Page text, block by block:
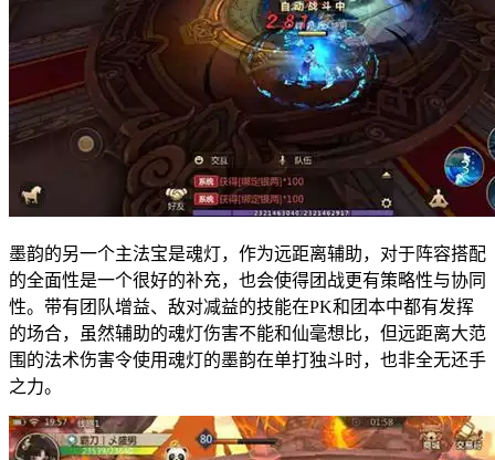
墨韵的另一个主法宝是魂灯，作为远距离辅助，对于阵容搭配
的全面性是一个很好的补充，也会使得团战更有策略性与协同
性。带有团队增益、敌对减益的技能在PK和团本中都有发挥
的场合，虽然辅助的魂灯伤害不能和仙毫想比，但远距离大范
围的法术伤害令使用魂灯的墨韵在单打独斗时，也非全无还手
之力。